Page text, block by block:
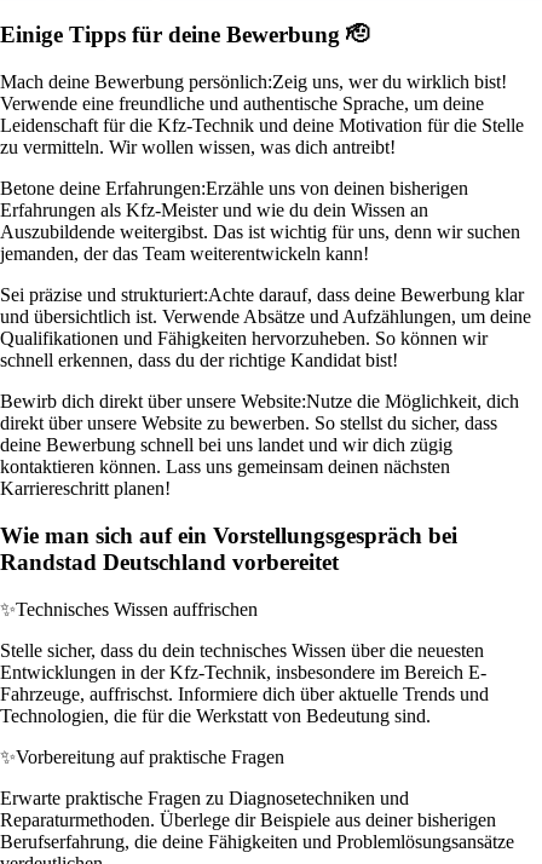
Einige Tipps für deine Bewerbung 🫡
Mach deine Bewerbung persönlich:Zeig uns, wer du wirklich bist!
Verwende eine freundliche und authentische Sprache, um deine
Leidenschaft für die Kfz-Technik und deine Motivation für die Stelle
zu vermitteln. Wir wollen wissen, was dich antreibt!
Betone deine Erfahrungen:Erzähle uns von deinen bisherigen
Erfahrungen als Kfz-Meister und wie du dein Wissen an
Auszubildende weitergibst. Das ist wichtig für uns, denn wir suchen
jemanden, der das Team weiterentwickeln kann!
Sei präzise und strukturiert:Achte darauf, dass deine Bewerbung klar
und übersichtlich ist. Verwende Absätze und Aufzählungen, um deine
Qualifikationen und Fähigkeiten hervorzuheben. So können wir
schnell erkennen, dass du der richtige Kandidat bist!
Bewirb dich direkt über unsere Website:Nutze die Möglichkeit, dich
direkt über unsere Website zu bewerben. So stellst du sicher, dass
deine Bewerbung schnell bei uns landet und wir dich zügig
kontaktieren können. Lass uns gemeinsam deinen nächsten
Karriereschritt planen!
Wie man sich auf ein Vorstellungsgespräch bei
Randstad Deutschland vorbereitet
✨Technisches Wissen auffrischen
Stelle sicher, dass du dein technisches Wissen über die neuesten
Entwicklungen in der Kfz-Technik, insbesondere im Bereich E-
Fahrzeuge, auffrischst. Informiere dich über aktuelle Trends und
Technologien, die für die Werkstatt von Bedeutung sind.
✨Vorbereitung auf praktische Fragen
Erwarte praktische Fragen zu Diagnosetechniken und
Reparaturmethoden. Überlege dir Beispiele aus deiner bisherigen
Berufserfahrung, die deine Fähigkeiten und Problemlösungsansätze